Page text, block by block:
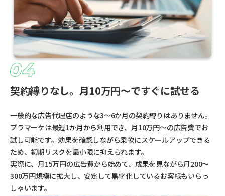
契約縛りなし。月10万円〜ですぐに試せる
一般的な広告代理店のような3〜6か月の契約縛りはありません。
プラマーケは最短1か月から利用でき、月10万円〜の広告費でお
試し可能です。効果を確認しながら柔軟にスケールアップできる
ため、初期リスクを最小限に抑えられます。
実際に、月15万円の広告費から始めて、成果を見ながら月200〜
300万円規模に拡大し、安定して黒字化しているお客様もいらっ
しゃいます。